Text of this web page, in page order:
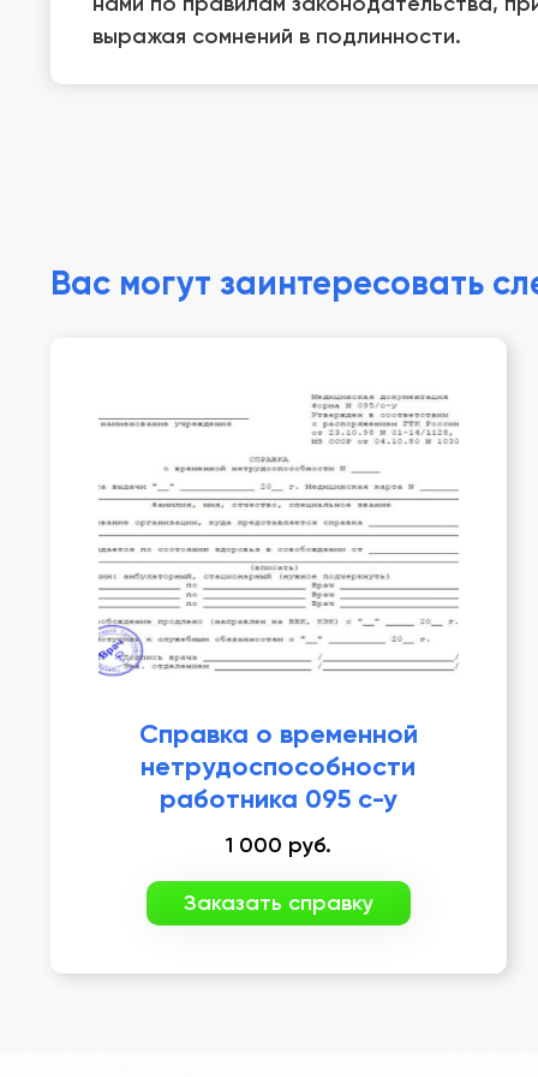
выражая сомнений в подлинности.
Вас могут заинтересовать
Справка о временной
нетрудоспособности
работника 095 с-у
1 000 руб.
Заказать справку